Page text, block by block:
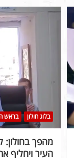
בלוג חולון בראש
העיר ויחליף